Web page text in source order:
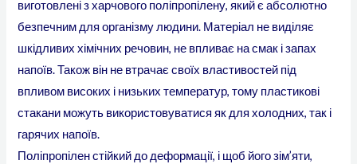
виготовлені з харчового поліпропілену, який є абсолютно
безпечним для організму людини. Матеріал не виділяє
шкідливих хімічних речовин, не впливає на смак і запах
напоїв. Також він не втрачає своїх властивостей під
впливом високих і низьких температур, тому пластикові
стакани можуть використовуватися як для холодних, так і
гарячих напоїв.
Поліпропілен стійкий до деформації, і щоб його зім’яти,